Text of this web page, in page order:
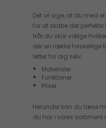
Det vil sige, at du med
for at skabe det
Når du skal vælge
der en række forskellige
letter for dig selv:
Materialer
Funktioner
Priser
Herunder kan du læse
du har i vores sortiment